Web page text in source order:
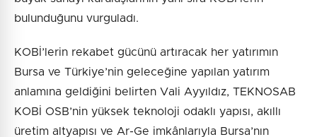
bulunduğunu vurguladı.
KOBİ’lerin rekabet gücünü artıracak her yatırımın
Bursa ve Türkiye’nin geleceğine yapılan yatırım
anlamına geldiğini belirten Vali Ayyıldız, TEKNOSAB
KOBİ OSB’nin yüksek teknoloji odaklı yapısı, akıllı
üretim altyapısı ve Ar-Ge imkânlarıyla Bursa’nın